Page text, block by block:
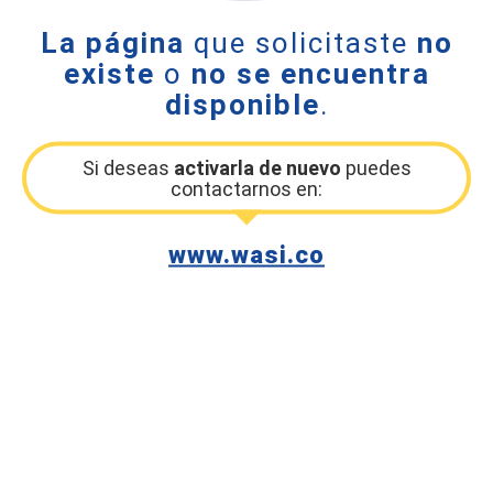
La página que solicitaste no
existe o no se encuentra
disponible.
Si deseas activarla de nuevo puedes
contactarnos en:
www.wasi.co